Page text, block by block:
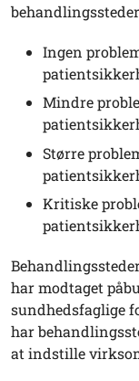
Ingen
Mindre
Større
Kritiske
har modtaget
sundhedsfaglige
har
at indstille